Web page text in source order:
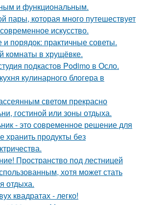
и функциональным.
пары, которая много путешествует
искусство.
порядок: практичные советы.
комнаты в хрущёвке.
подкастов Podimo в Осло.
кулинарного блогера в
светом прекрасно
гостиной или зоны отдыха.
- это современное решение для
хранить продукты без
Пространство под лестницей
хотя может стать
отдыха.
квадратах - легко!